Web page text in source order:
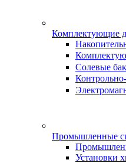
Комплектующие
Солевые
Промышленные
Установки